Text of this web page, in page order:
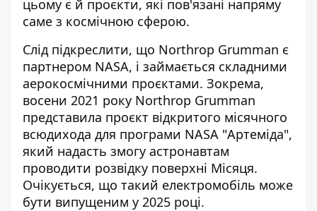
цьому є й проєкти, які пов'язані напряму
саме з космічною сферою.
Слід підкреслити, що Northrop Grumman є
партнером NASA, і займається складними
аерокосмічними проєктами. Зокрема,
восени 2021 року Northrop Grumman
представила проєкт відкритого місячного
всюдихода для програми NASA "Артеміда",
який надасть змогу астронавтам
проводити розвідку поверхні Місяця.
Очікується, що такий електромобіль може
бути випущеним у 2025 році.